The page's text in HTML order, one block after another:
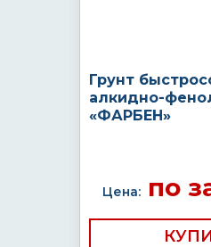
Грунт
алкидно-
«ФАРБЕН»
Цена:по